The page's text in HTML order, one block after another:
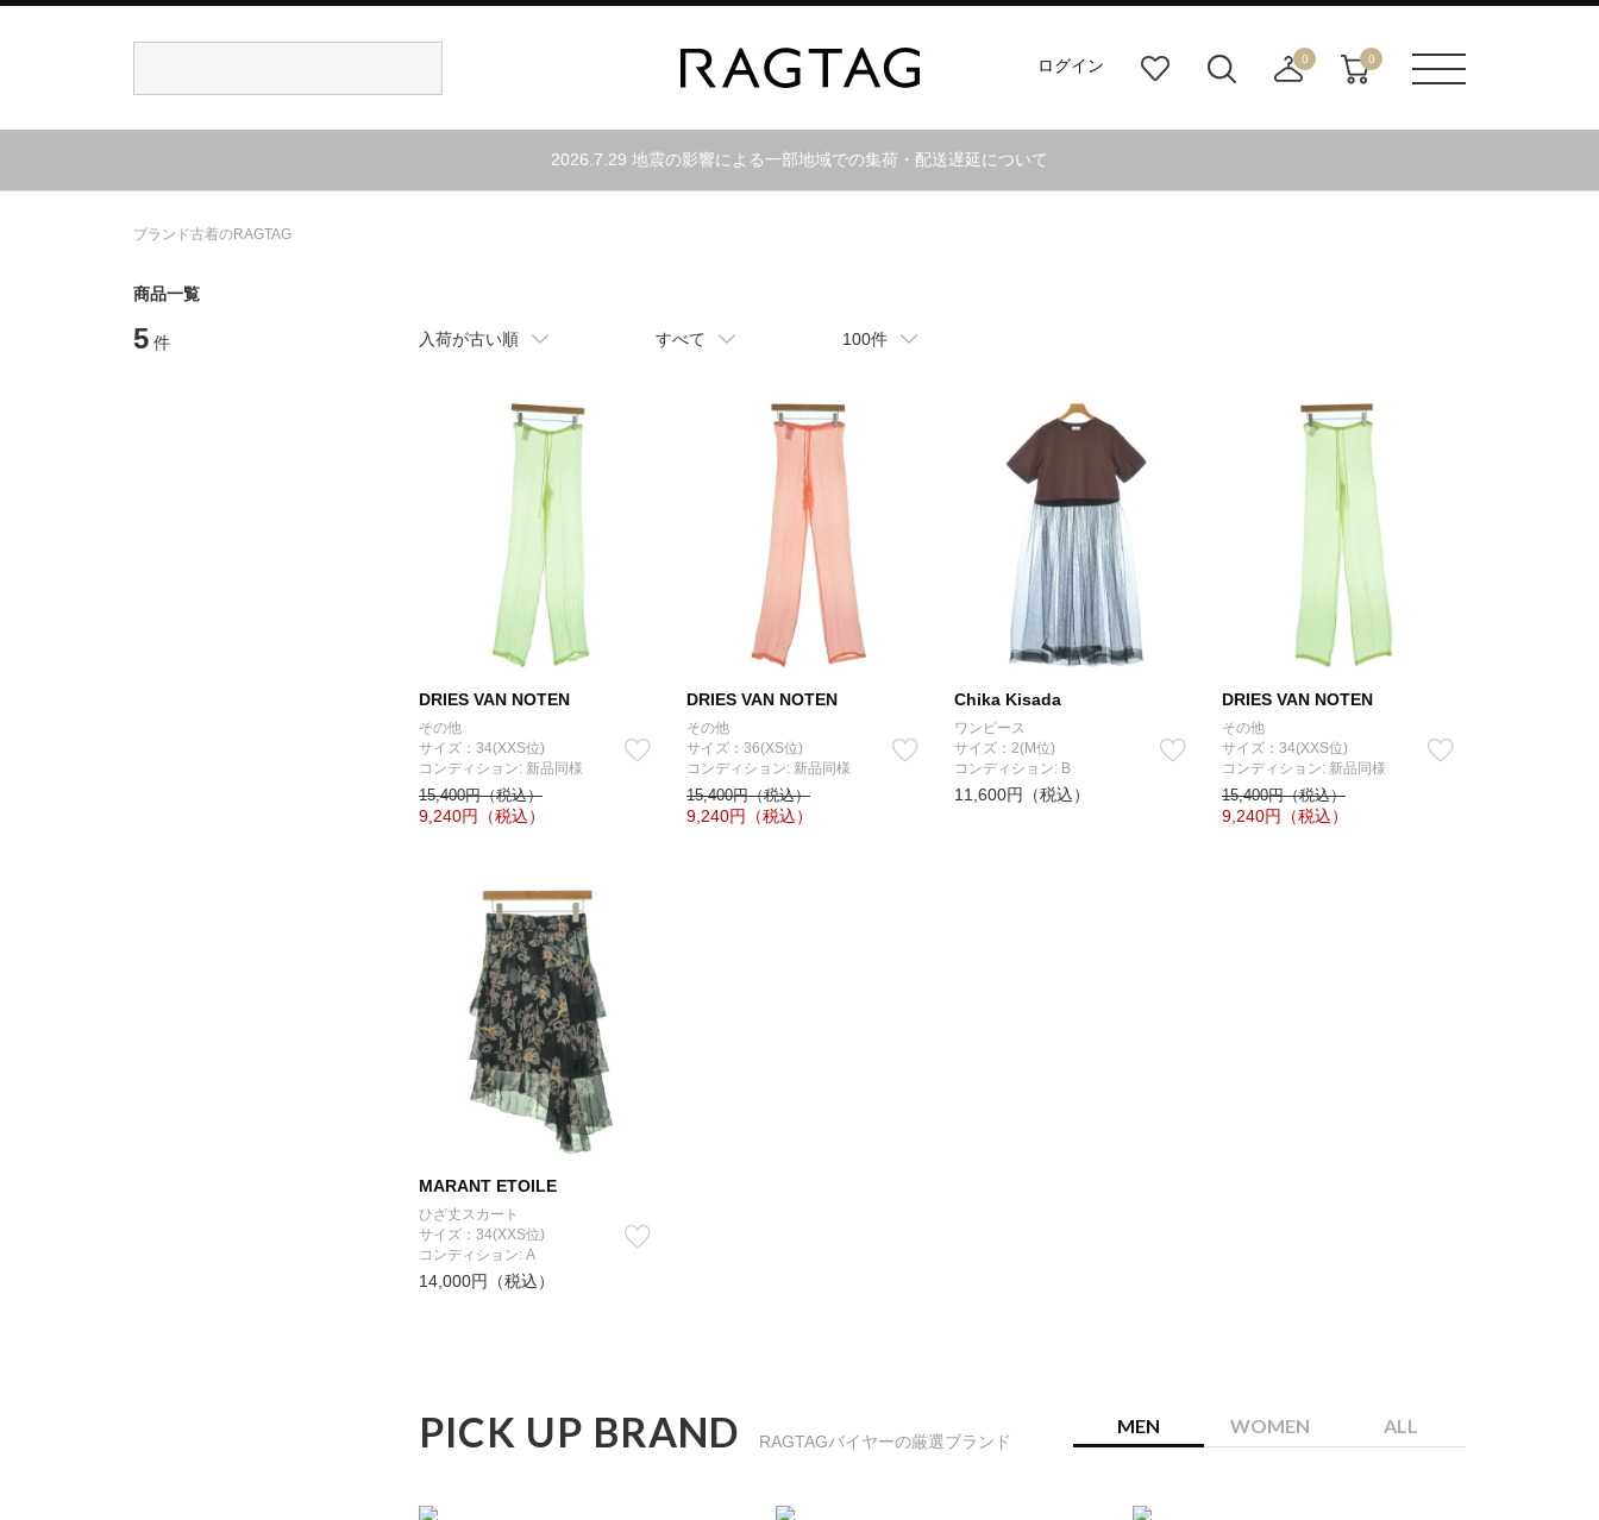
ログイン
り
ダ
0
寄
0
2026.7.29 地震の影響による一部地域での集荷・配送遅延について
ブランド古着のRAGTAG
商品一覧
5 件 入荷が古い順 すべて 100件
DRIES VAN NOTEN
その他
サイズ：34(XXS位)
コンディション: 新品同様
15,400円（税込）
9,240円（税込）
DRIES VAN NOTEN
その他
サイズ：36(XS位)
コンディション: 新品同様
15,400円（税込）
9,240円（税込）
Chika Kisada
ワンピース
サイズ：2(M位)
コンディション: B
11,600円（税込）
DRIES VAN NOTEN
その他
サイズ：34(XXS位)
コンディション: 新品同様
15,400円（税込）
9,240円（税込）
MARANT ETOILE
ひざ丈スカート
サイズ：34(XXS位)
コンディション: A
14,000円（税込）
PICK UP BRAND RAGTAGバイヤーの厳選ブランド
MEN WOMEN ALL